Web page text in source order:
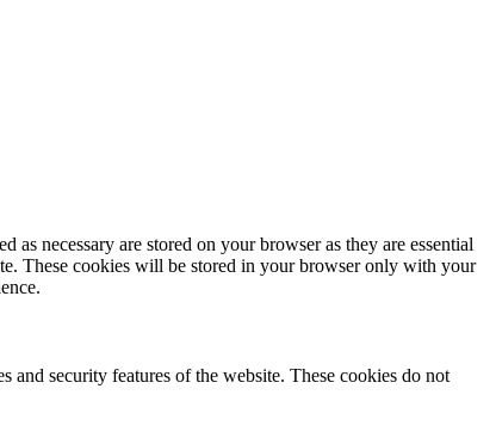
necessary are stored on your browser as they are essential
These cookies will be stored in your browser only with your
and security features of the website. These cookies do not